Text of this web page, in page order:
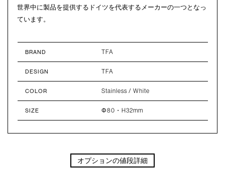
世界中に製品を提供するドイツを代表するメーカーの一つとなっ
ています。
BRAND TFA
DESIGN TFA
COLOR Stainless / White
SIZE Φ80・H32mm
オプションの値段詳細